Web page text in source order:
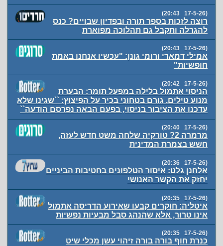
(17-5-26 20:43)
רוצה לזכות בספר תורה ובפדיון שבויים? כנס
להגרלה ותקבל גם תהלוכה מפוארת
(17-5-26 20:43)
אמילי דמארי ורומי גונן: "עכשיו אנחנו באמת
חופשיות"
(17-5-26 20:42)
הניסוי אתמול בלילה במפעל תומר: הבערת
מנוע טילים. גורם בטחוני בכיר על הפיצוץ: ``שגינו שלא
עדכנו את הציבור בניסוי, בפעם הבאה נפרסם הודעה``
(17-5-26 20:40)
מרמרה 2? טורקיה שלחה משט חדש לעזה,
חשש בצמרת המדינית
(17-5-26 20:36)
אלחנן גלט: איסור הטלפונים בחטיבות הביניים
יחזק את הקשר האנושי
(17-5-26 20:35)
איטליה: חוקרים קבעו שאירוע הדריסה אתמול
אינו טרור, אלא שהנהג סבל מבעיות נפשיות
(17-5-26 20:35)
כנרת חוף בורה בורה זיהוי עשן מכלי שיט